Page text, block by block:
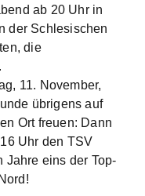
ab 20 Uhr in
der Schlesischen
die
11. November,
übrigens auf
Ort freuen: Dann
Uhr den TSV
Jahre eins der Top-